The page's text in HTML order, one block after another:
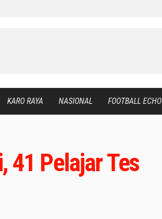
KARO RAYA NASIONAL FOOTBALL ECHO
41 Pelajar Tes